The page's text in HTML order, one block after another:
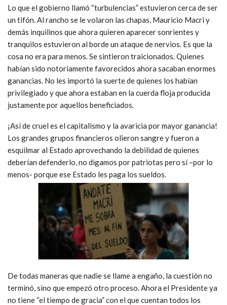
Lo que el gobierno llamó “turbulencias” estuvieron cerca de ser
un tifón. Al rancho se le volaron las chapas, Mauricio Macri y
demás inquilinos que ahora quieren aparecer sonrientes y
tranquilos estuvieron al borde un ataque de nervios. Es que la
cosa no era para menos. Se sintieron traicionados. Quienes
habían sido notoriamente favorecidos ahora sacaban enormes
ganancias. No les importó la suerte de quienes los habían
privilegiado y que ahora estaban en la cuerda floja producida
justamente por aquellos beneficiados.
¡Así de cruel es el capitalismo y la avaricia por mayor ganancia!
Los grandes grupos financieros olieron sangre y fueron a
esquilmar al Estado aprovechando la debilidad de quienes
deberían defenderlo, no digamos por patriotas pero sí –por lo
menos- porque ese Estado les paga los sueldos.
De todas maneras que nadie se llame a engaño, la cuestión no
terminó, sino que empezó otro proceso. Ahora el Presidente ya
no tiene “el tiempo de gracia” con el que cuentan todos los